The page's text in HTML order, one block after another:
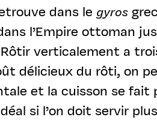
dans le gyros
l’Empire ottoman
verticalement a
délicieux du rôti, on
et la cuisson se fait
si l’on doit servir